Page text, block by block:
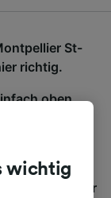
St-
richtig.
oben
und
mit uns.
von mehr
wichtig